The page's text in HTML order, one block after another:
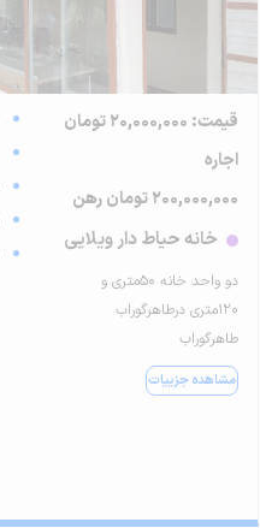
قیمت: 20,000,000 تومان
اجاره
200,000,000 تومان رهن
خانه حیاط دار ویلایی
دو واحد خانه ۵۰متری و
۱۲۰متری درطاهرگوراب
طاهرگوراب
مشاهده جزییات